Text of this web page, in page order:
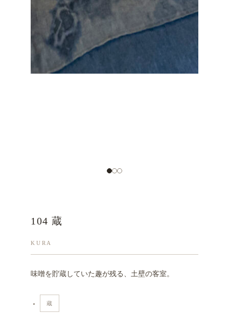
104 蔵
KURA
味噌を貯蔵していた趣が残る、土壁の客室。
蔵